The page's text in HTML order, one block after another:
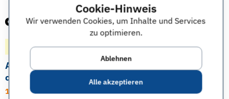
Cookie-Hinweis
Wir verwenden Cookies, um Inhalte und Services
zu optimieren.
Ablehnen
Alle akzeptieren
Gepostet vor 88 Monaten Karriere-Termin
Axel Springer Karrieredinner im Rahmen der
connecticum
16.05.19 | Berlin